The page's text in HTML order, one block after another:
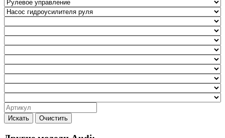
Искать Очистить